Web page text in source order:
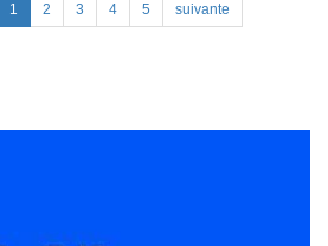
1 2 3 4 5 suivante